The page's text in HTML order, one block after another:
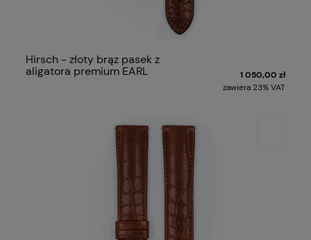
Hirsch - złoty brąz pasek z
aligatora premium EARL
1 050,00 zł
zawiera 23% VAT